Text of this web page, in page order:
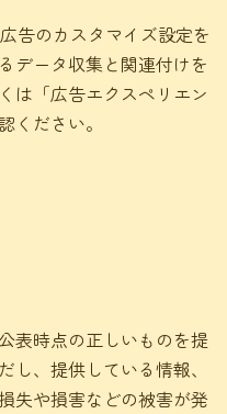
告のカスタマイズ設定を
データ収集と関連付けを
は「広告エクスペリエン
ください。
表時点の正しいものを提
、提供している情報、
失や損害などの被害が発